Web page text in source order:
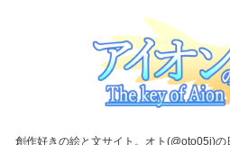
創作好きの絵と文サイト。オト(@oto05i)